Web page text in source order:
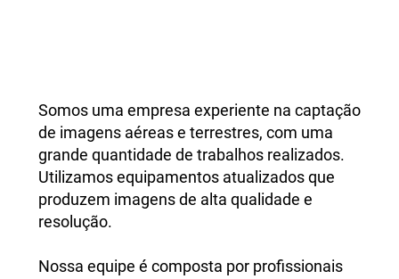
Somos uma empresa experiente na captação
de imagens aéreas e terrestres, com uma
grande quantidade de trabalhos realizados.
Utilizamos equipamentos atualizados que
produzem imagens de alta qualidade e
resolução.
Nossa equipe é composta por profissionais